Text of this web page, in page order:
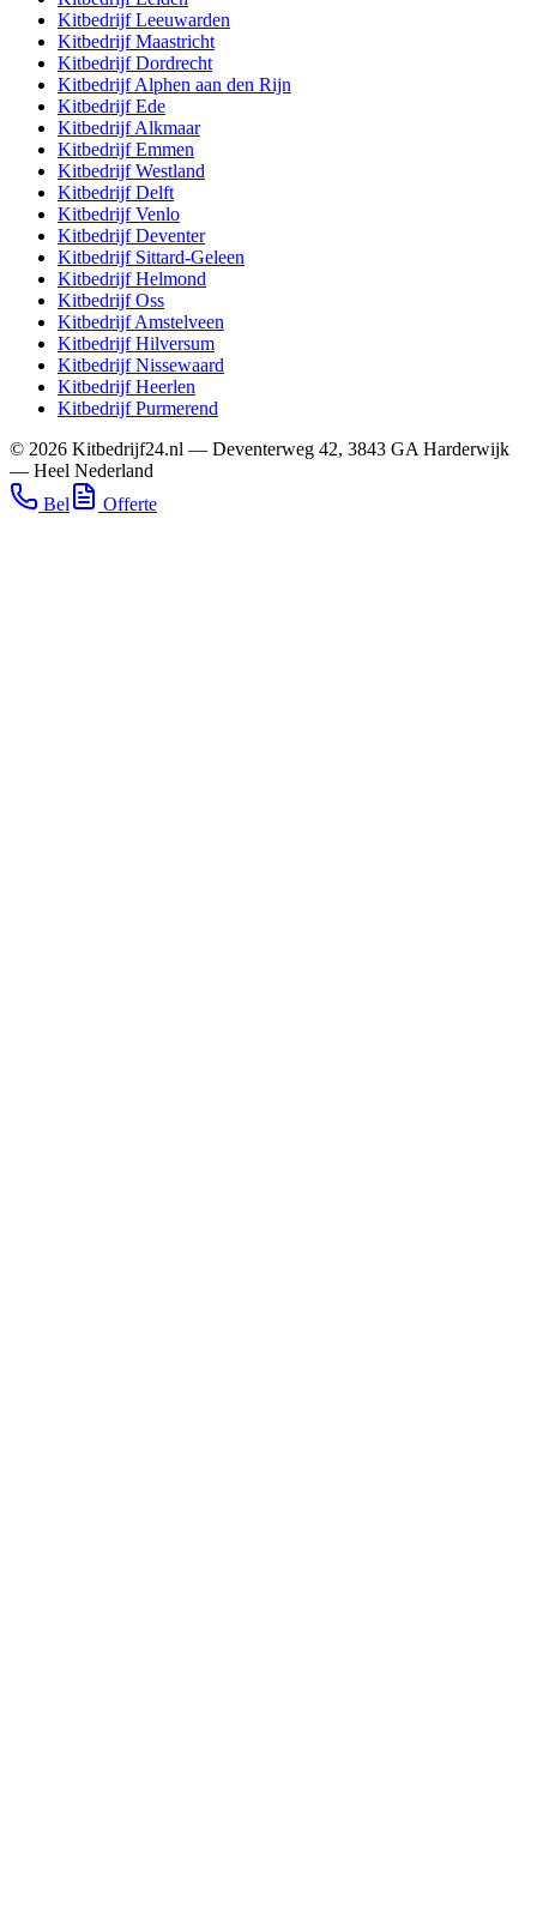
KitbedrijfLeeuwarden
KitbedrijfMaastricht
KitbedrijfDordrecht
KitbedrijfAlphen aan den Rijn
KitbedrijfEde
KitbedrijfAlkmaar
KitbedrijfEmmen
KitbedrijfWestland
KitbedrijfDelft
KitbedrijfVenlo
KitbedrijfDeventer
Kitbedrijf Sittard-Geleen
KitbedrijfHelmond
KitbedrijfOss
KitbedrijfAmstelveen
KitbedrijfHilversum
KitbedrijfNissewaard
KitbedrijfHeerlen
KitbedrijfPurmerend
© 2026 Kitbedrijf24.nl — Deventerweg 42, 3843 GA Harderwijk
— Heel Nederland
Bel
Offerte